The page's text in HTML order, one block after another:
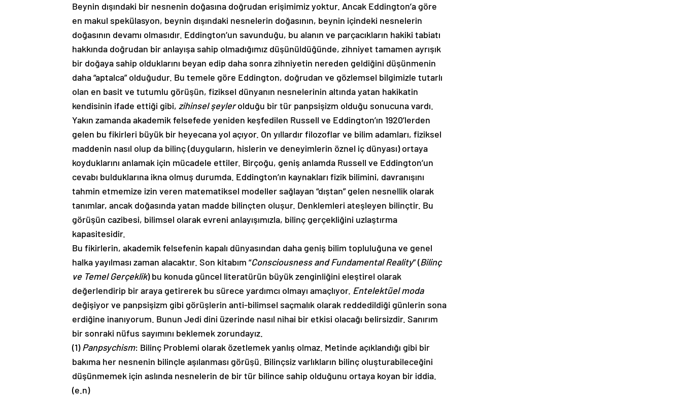
Beynin dışındaki bir nesnenin doğasına doğrudan erişimimiz yoktur. Ancak Eddington’a göre
en makul spekülasyon, beynin dışındaki nesnelerin doğasının, beynin içindeki nesnelerin
doğasının devamı olmasıdır. Eddington’un savunduğu, bu alanın ve parçacıkların hakiki tabiatı
hakkında doğrudan bir anlayışa sahip olmadığımız düşünüldüğünde, zihniyet tamamen ayrışık
bir doğaya sahip olduklarını beyan edip daha sonra zihniyetin nereden geldiğini düşünmenin
daha “aptalca” olduğudur. Bu temele göre Eddington, doğrudan ve gözlemsel bilgimizle tutarlı
olan en basit ve tutumlu görüşün, fiziksel dünyanın nesnelerinin altında yatan hakikatin
kendisinin ifade ettiği gibi, zihinsel şeylerolduğu bir tür panpsişizm olduğu sonucuna vardı.
Yakın zamanda akademik felsefede yeniden keşfedilen Russell ve Eddington’ın 1920’lerden
gelen bu fikirleri büyük bir heyecana yol açıyor. On yıllardır filozoflar ve bilim adamları, fiziksel
maddenin nasıl olup da bilinç (duyguların, hislerin ve deneyimlerin öznel iç dünyası) ortaya
koyduklarını anlamak için mücadele ettiler. Birçoğu, geniş anlamda Russell ve Eddington’un
cevabı bulduklarına ikna olmuş durumda. Eddington’ın kaynakları fizik bilimini, davranışını
tahmin etmemize izin veren matematiksel modeller sağlayan “dıştan” gelen nesnellik olarak
tanımlar, ancak doğasında yatan madde bilinçten oluşur. Denklemleri ateşleyen bilinçtir. Bu
görüşün cazibesi, bilimsel olarak evreni anlayışımızla, bilinç gerçekliğini uzlaştırma
kapasitesidir.
Bu fikirlerin, akademik felsefenin kapalı dünyasından daha geniş bilim topluluğuna ve genel
halka yayılması zaman alacaktır. Son kitabım “Consciousness and Fundamental Reality” (Bilinç
ve Temel Gerçeklik) bu konuda güncel literatürün büyük zenginliğini eleştirel olarak
değerlendirip bir araya getirerek bu sürece yardımcı olmayı amaçlıyor. Entelektüel moda
değişiyor ve panpsişizm gibi görüşlerin anti-bilimsel saçmalık olarak reddedildiği günlerin sona
erdiğine inanıyorum. Bunun Jedi dini üzerinde nasıl nihai bir etkisi olacağı belirsizdir. Sanırım
bir sonraki nüfus sayımını beklemek zorundayız.
(1)Panpsychism: Bilinç Problemi olarak özetlemek yanlış olmaz. Metinde açıklandığı gibi bir
bakıma her nesnenin bilinçle aşılanması görüşü. Bilinçsiz varlıkların bilinç oluşturabileceğini
düşünmemek için aslında nesnelerin de bir tür bilince sahip olduğunu ortaya koyan bir iddia.
(e.n)